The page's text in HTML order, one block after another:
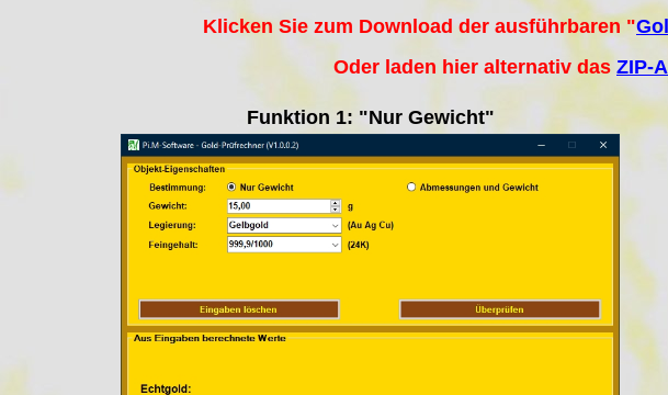
Klicken Sie zum Download der ausführbaren "
Oder laden hier alternativ das ZIP-
Funktion 1: "Nur Gewicht"